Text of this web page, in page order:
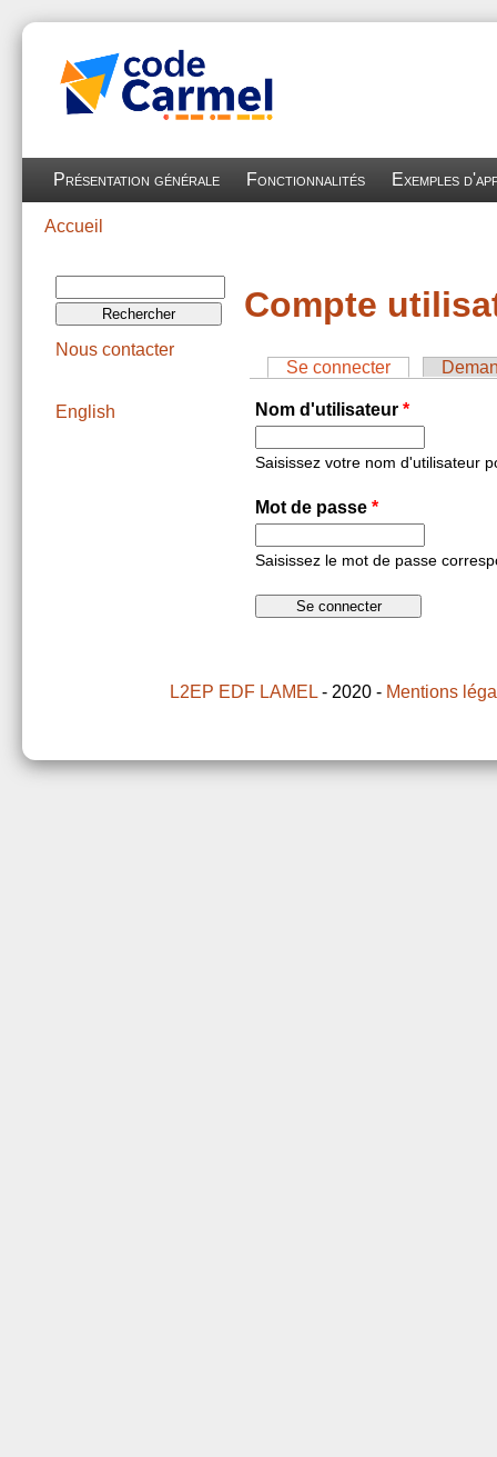
Aller au contenu principal
Présentation générale Fonctionnalités Exemples
Accueil
Compte
Onglets principaux
Se connecter (onglet actif)
Nom d'utilisateur *
Saisissez votre nom d'utilisateur
Mot de passe *
Saisissez le mot de passe
Formulaire
de recherche
Nous contacter
English
L2EP EDF LAMEL- 2020 - Mentions